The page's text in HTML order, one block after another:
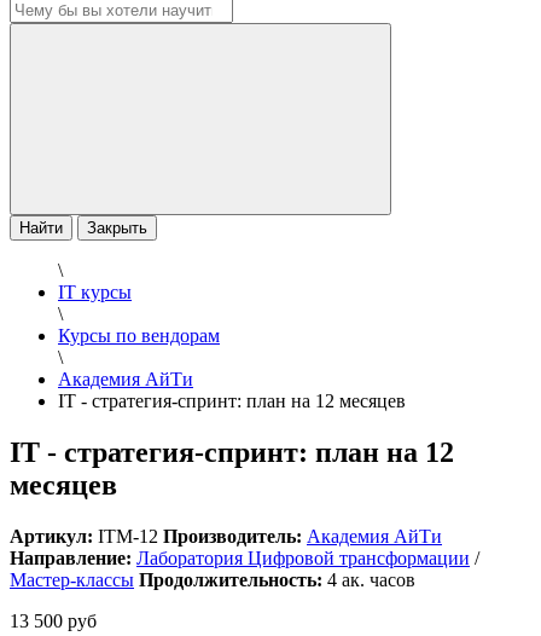
Найти Закрыть
\
IT курсы
\
Курсы по вендорам
\
Академия АйТи
IT - стратегия-спринт: план на 12 месяцев
IT - стратегия-спринт: план на 12
месяцев
Артикул: ITM-12 Производитель: Академия АйТи
Направление: Лаборатория Цифровой трансформации /
Мастер-классы Продолжительность: 4 ак. часов
13 500 руб